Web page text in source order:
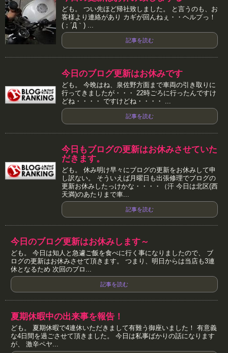
ども。 つい先ほど帰社致しました。 と言うのも、お
客様より連絡があり カギが回んねぇ・・ヘルプっ！
(；´Д｀) ...
記事を読む
今日のブログ更新はお休みです
ども。 今晩はね、泉佐野方面まで車両の引き取りに
行ってきましたが・・・ 22時ごろに行ったんですけ
どね・・・・ ですけどね・・・・ ...
記事を読む
今日もブログの更新はお休みさせていた
だきます。
ども。 休み明け早々にブログの更新をお休みして申
し訳ない。 そういえば月曜日も出張修理でブログの
更新お休みしたっけかな・・・・（汗 今日は北区(西
天満)のあたりまで車...
記事を読む
今日のブログ更新はお休みします～
ども。 今日は知人と急遽ご飯を食べに行く事になりましたので、 ブ
ログの更新はお休みさせて頂きます。 つまり、明日からは当店も3連
休となるため 次回のブロ...
記事を読む
夏期休暇中の出来事を報告！
ども。 夏期休暇で4連休いただきまして有難う御座いました！ 有意義
な4日間を過ごさせて頂きました。 今日は私事ばかりの話になります
が、 激辛ペヤ...